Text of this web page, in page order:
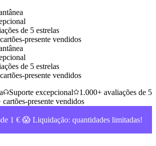
de 5 estrelas
presente vendidos
de 5 estrelas
presente vendidos
Suporte excepcional
1.000+ avaliações de 5
presente vendidos
1 € 😱 Liquidação: quantidades limitadas!